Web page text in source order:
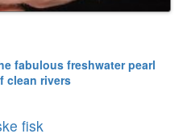
fabulous freshwater pearl
clean rivers
fisk